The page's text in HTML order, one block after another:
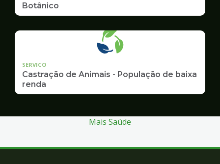
Botânico
SERVICO
Castração de Animais - População de baixa
renda
Mais Saúde